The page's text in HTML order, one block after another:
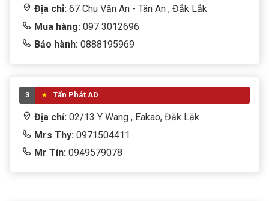
Địa chỉ: 67 Chu Văn An - Tân An , Đắk Lắk
Mua hàng: 097 3012696
Bảo hành: 0888195969
3 Tấn Phát AD
Địa chỉ: 02/13 Y Wang , Eakao, Đắk Lắk
Mrs Thy: 0971504411
Mr Tín: 0949579078